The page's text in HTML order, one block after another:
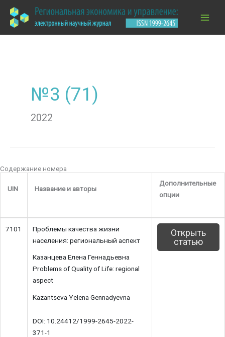
содержимому
№3 (71)
2022
Содержание номера
UIN Название и авторы
Дополнительные
опции
7101
Проблемы качества жизни
населения: региональный аспект
Казанцева Елена Геннадьевна
Problems of Quality of Life: regional
aspect
Kazantseva Yelena Gennadyevna
DOI: 10.24412/1999-2645-2022-
371-1
Открыть
статью